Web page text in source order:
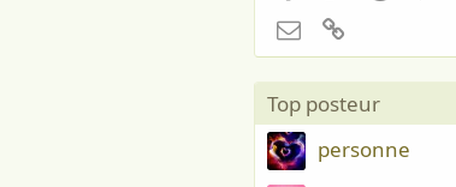
Email
Top posteur
personne